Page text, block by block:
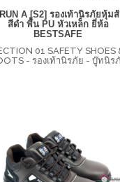
A [S2] รองเท้านิรภัยหุ้ม
สีดำ พื้น PU หัวเหล็ก ยี่ห้อ
BESTSAFE
01 SAFETY SHOES
- รองเท้านิรภัย - บู๊ทนิร